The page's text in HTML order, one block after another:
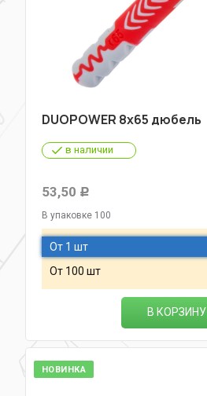
DUOPOWER 8х65 дюбель
в наличии
53,50 Р
В упаковке 100
От 1 шт
От 100 шт
В КОРЗИНУ
НОВИНКА